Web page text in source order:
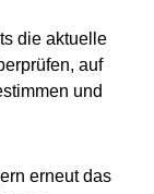
die aktuelle
auf
und
erneut das